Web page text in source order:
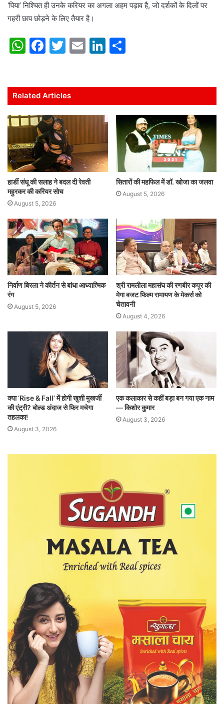
‘पिया’ निश्चित ही उनके करियर का अगला अहम पड़ाव है, जो दर्शकों के दिलों पर
गहरी छाप छोड़ने के लिए तैयार है।
W
s
A
p
p
F
e
b
o
o
k
T
er
E
Li
dI
n
Related Articles
हार्डी संधू की सलाह ने बदल दी रेवती
महुरकर की करियर सोच
August 5, 2026
सितारों की महफिल में डॉ. खोजा का जलवा
August 5, 2026
निर्वाण बिरला ने कीर्तन से बांधा आध्यात्मिक
रंग
August 5, 2026
श्री रामलीला महासंघ की रणबीर कपूर की
मेगा बजट फिल्म रामायण के मेकर्स को
चेतावनी
August 4, 2026
क्या ‘Rise & Fall’ में होगी खुशी मुखर्जी
की एंट्री? बोल्ड अंदाज से फिर मचेगा
तहलका!
August 3, 2026
एक कलाकार से कहीं बड़ा बन गया एक नाम
— किशोर कुमार
August 3, 2026